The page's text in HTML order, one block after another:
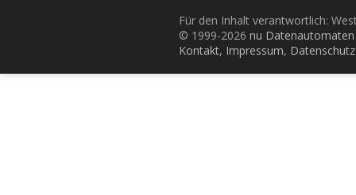
Für den Inhalt verantwortlich:
© 1999-2026 nu
Kontakt, Impressum, Datenschutz